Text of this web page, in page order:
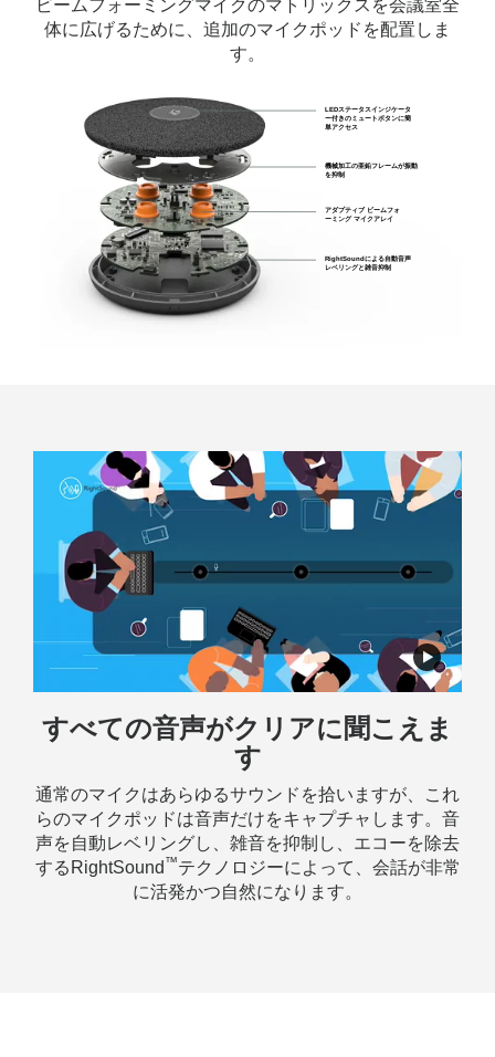
ビームフォーミングマイクのマトリックスを会議室全
体に広げるために、追加のマイクポッドを配置しま
す。
RightSoundによる自動音声
レベリングと雑音抑制
アダプティブ ビームフォ
ーミング マイクアレイ
機械加工の亜鉛フレームが振動
を抑制
LEDステータスインジケータ
ー付きのミュートボタンに簡
単アクセス
すべての音声がクリアに聞こえま
す
通常のマイクはあらゆるサウンドを拾いますが、これ
らのマイクポッドは音声だけをキャプチャします。音
声を自動レベリングし、雑音を抑制し、エコーを除去
するRightSound ™テクノロジーによって、会話が非常
に活発かつ自然になります。